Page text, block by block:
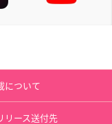
について
リース送付先